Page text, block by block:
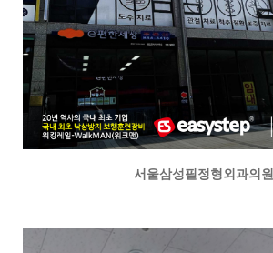
서울삼성필정형외과의원